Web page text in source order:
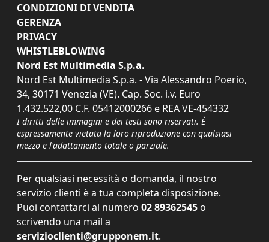
CONDIZIONI DI VENDITA
GERENZA
PRIVACY
WHISTLEBLOWING
Nord Est Multimedia S.p.a.
Nord Est Multimedia S.p.a. - Via Alessandro Poerio,
34, 30171 Venezia (VE). Cap. Soc. i.v. Euro
1.432.522,00 C.F. 05412000266 e REA VE-454332
I diritti delle immagini e dei testi sono riservati. È
espressamente vietata la loro riproduzione con qualsiasi
mezzo e l'adattamento totale o parziale.
Per qualsiasi necessità o domanda, il nostro
servizio clienti è a tua completa disposizione.
Puoi contattarci al numero 02 89362545 o
scrivendo una mail a
servizioclienti@grupponem.it.